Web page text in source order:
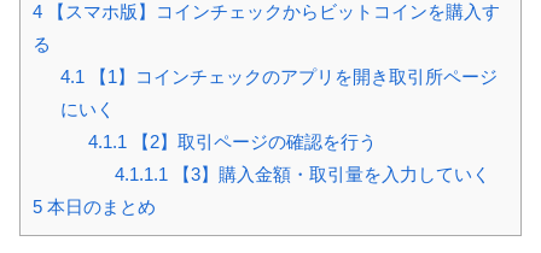
4 【スマホ版】コインチェックからビットコインを購入す
る
4.1 【1】コインチェックのアプリを開き取引所ページ
にいく
4.1.1 【2】取引ページの確認を行う
4.1.1.1 【3】購入金額・取引量を入力していく
5 本日のまとめ